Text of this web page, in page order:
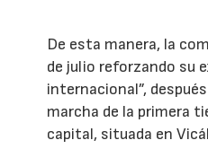
De esta manera, la
de julio reforzando su
internacional”,
marcha de la primera
capital, situada en